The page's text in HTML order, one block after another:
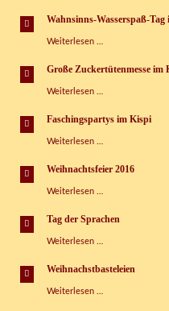
e.V.
machen!
Wahnsinns-Wasserspaß-
Weiterlesen …
Tag
Kinderspielhaus
Große Zuckertütenmesse im
Weiterlesen …
im
Faschingspartys im Kispi
Weiterlesen …
Kispi
Weihnachtsfeier 2016
Weiterlesen …
Tag der Sprachen
Weiterlesen …
Sprachen
Weihnachstbasteleien
Weiterlesen …